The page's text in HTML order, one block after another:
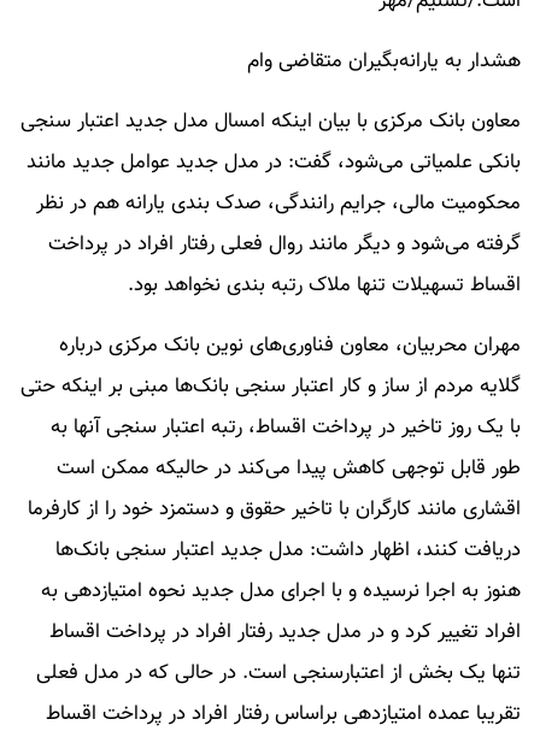
هشدار به یارانه‌بگیران متقاضی وام
معاون بانک مرکزی با بیان اینکه امسال مدل جدید اعتبار سنجی
بانکی علمیاتی می‌شود، گفت: در مدل جدید عوامل جدید مانند
محکومیت مالی، جرایم رانندگی، صدک بندی یارانه هم در نظر
گرفته می‌شود و دیگر مانند روال فعلی رفتار افراد در پرداخت
اقساط تسهیلات تنها ملاک رتبه بندی نخواهد بود.
مهران محربیان، معاون فناوری‌های نوین بانک مرکزی درباره
گلایه مردم از ساز و کار اعتبار سنجی بانک‌ها مبنی بر اینکه حتی
با یک روز تاخیر در پرداخت اقساط، رتبه اعتبار سنجی آنها به
طور قابل توجهی کاهش پیدا می‌کند در حالیکه ممکن است
اقشاری مانند کارگران با تاخیر حقوق و دستمزد خود را از کارفرما
دریافت کنند، اظهار داشت: مدل جدید اعتبار سنجی بانک‌ها
هنوز به اجرا نرسیده و با اجرای مدل جدید نحوه امتیازدهی به
افراد تغییر کرد و در مدل جدید رفتار افراد در پرداخت اقساط
تنها یک بخش از اعتبارسنجی است. در حالی که در مدل فعلی
تقریبا عمده امتیازدهی براساس رفتار افراد در پرداخت اقساط